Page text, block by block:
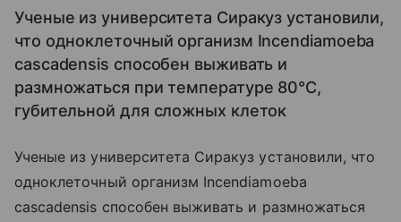
Ученые из университета Сиракуз установили,
что одноклеточный организм Incendiamoeba
cascadensis способен выживать и
размножаться при температуре 80°C,
губительной для сложных клеток
Ученые из университета Сиракуз установили, что
одноклеточный организм Incendiamoeba
cascadensis способен выживать и размножаться